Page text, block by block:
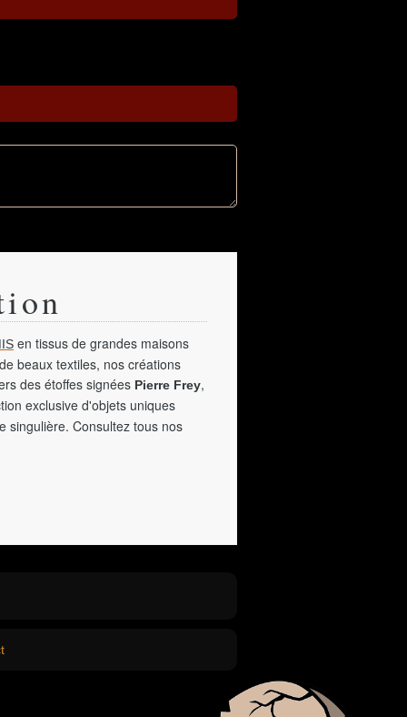
en tissus de grandes maisons
beaux textiles, nos créations
des étoffes signées Pierre Frey,
exclusive d'objets uniques
singulière. Consultez tous nos